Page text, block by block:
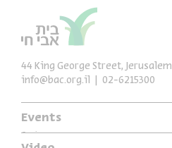
Events
Series
44 King George Street, Jerusalem
info@bac.org.il
02-6215300